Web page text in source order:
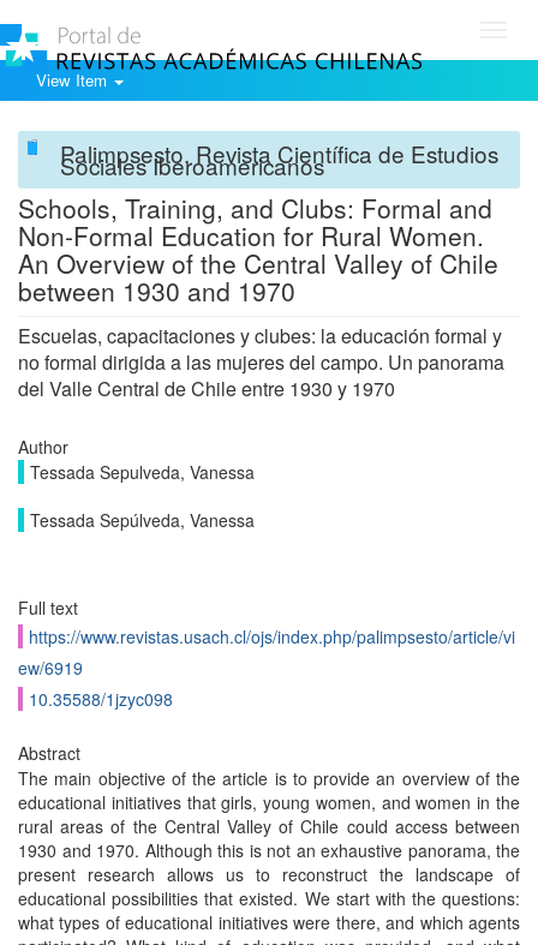
View Item
Palimpsesto. Revista Científica de Estudios
Sociales Iberoamericanos
Schools, Training, and Clubs: Formal and
Non-Formal Education for Rural Women.
An Overview of the Central Valley of Chile
between 1930 and 1970
Escuelas, capacitaciones y clubes: la educación formal y
no formal dirigida a las mujeres del campo. Un panorama
del Valle Central de Chile entre 1930 y 1970
Author
Tessada Sepulveda, Vanessa
Tessada Sepúlveda, Vanessa
Full text
https://www.revistas.usach.cl/ojs/index.php/palimpsesto/article/vi
ew/6919
10.35588/1jzyc098
Abstract
The main objective of the article is to provide an overview of the
educational initiatives that girls, young women, and women in the
rural areas of the Central Valley of Chile could access between
1930 and 1970. Although this is not an exhaustive panorama, the
present research allows us to reconstruct the landscape of
educational possibilities that existed. We start with the questions:
what types of educational initiatives were there, and which agents